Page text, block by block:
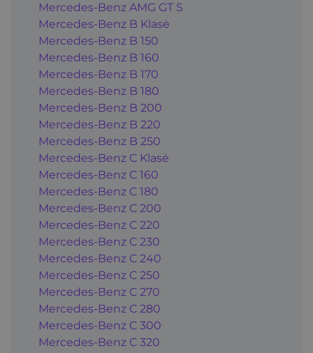
Mercedes-Benz AMG GT S
Mercedes-Benz B Klasė
Mercedes-Benz B 150
Mercedes-Benz B 160
Mercedes-Benz B 170
Mercedes-Benz B 180
Mercedes-Benz B 200
Mercedes-Benz B 220
Mercedes-Benz B 250
Mercedes-Benz C Klasė
Mercedes-Benz C 160
Mercedes-Benz C 180
Mercedes-Benz C 200
Mercedes-Benz C 220
Mercedes-Benz C 230
Mercedes-Benz C 240
Mercedes-Benz C 250
Mercedes-Benz C 270
Mercedes-Benz C 280
Mercedes-Benz C 300
Mercedes-Benz C 320